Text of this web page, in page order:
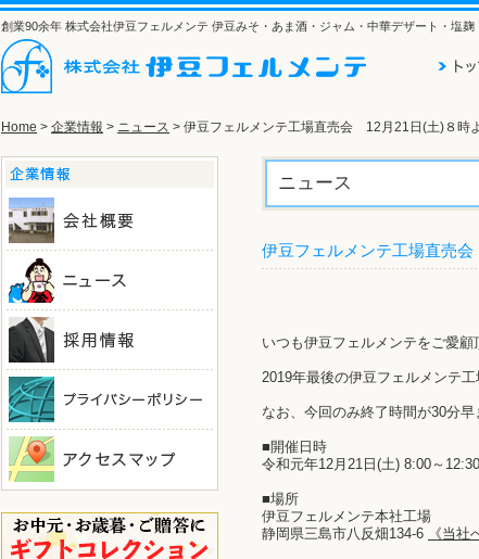
創業90余年 株式会社伊豆フェルメンテ 伊豆みそ・あま酒・ジャム・中華デザート・塩麹
Home > 企業情報 > ニュース > 伊豆フェルメンテ工場直売会 12月21日(土)８時
ニュース
伊豆フェルメンテ工場直売
いつも伊豆フェルメンテをご愛顧
2019年最後の伊豆フェルメンテ
なお、今回のみ終了時間が30分早
■開催日時
令和元年12月21日(土) 8:00～
■場所
伊豆フェルメンテ本社工場
静岡県三島市八反畑134-6
《当社